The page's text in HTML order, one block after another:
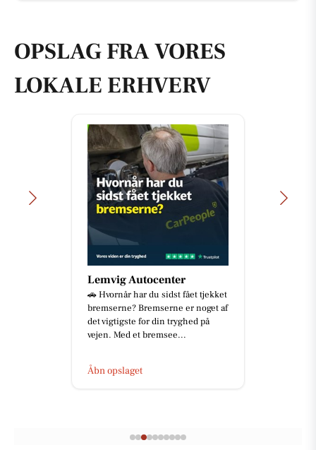
OPSLAG FRA VORES
LOKALE ERHVERV
Lemvig Autocenter
🚗 Hvornår har du sidst fået tjekket
bremserne? Bremserne er noget af
det vigtigste for din tryghed på
vejen. Med et bremsee...
Åbn opslaget